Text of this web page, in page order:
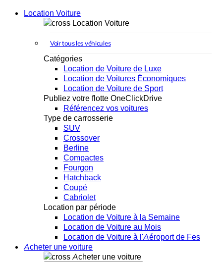
Location Voiture
Location Voiture
Voir tous les véhicules
Catégories
Location de Voiture de Luxe
Location de Voitures Économiques
Location de Voiture de Sport
Publiez votre flotte OneClickDrive
Référencez vos voitures
Type de carrosserie
SUV
Crossover
Berline
Compactes
Fourgon
Hatchback
Coupé
Cabriolet
Location par période
Location de Voiture à la Semaine
Location de Voiture au Mois
Location de Voiture à l'Aéroport de Fes
Acheter une voiture
Acheter une voiture